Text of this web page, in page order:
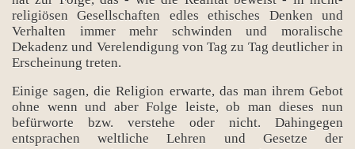
religiösen Gesellschaften edles ethisches Denken und
Verhalten immer mehr schwinden und moralische
Dekadenz und Verelendigung von Tag zu Tag deutlicher in
Erscheinung treten.
Einige sagen, die Religion erwarte, das man ihrem Gebot
ohne wenn und aber Folge leiste, ob man dieses nun
befürworte bzw. verstehe oder nicht. Dahingegen
entsprachen weltliche Lehren und Gesetze der